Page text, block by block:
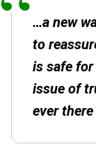
…a new
to
is safe
issue of
ever